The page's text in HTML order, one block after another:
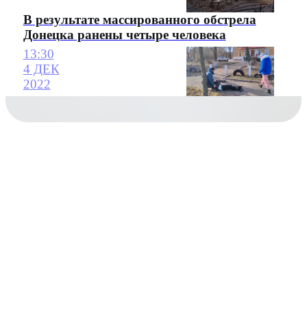
В результате массированного обстрела
Донецка ранены четыре человека
13:30
4 ДЕК
2022